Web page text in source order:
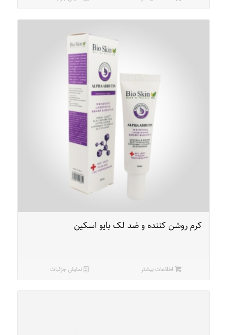
کرم روشن کننده و ضد لک بایو اسکین
اطلاعات بیشتر نمایش جزئیات